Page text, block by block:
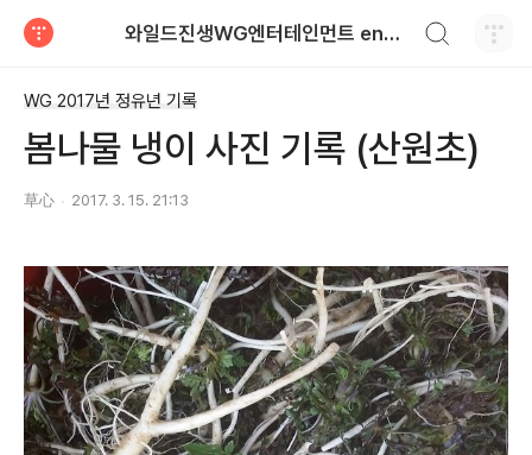
와일드진생WG엔터테인먼트 entertainment
WG 2017년 정유년 기록
봄나물 냉이 사진 기록 (산원초)
草心 2017. 3. 15. 21:13